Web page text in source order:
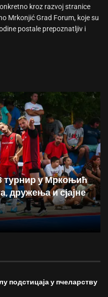
kroz razvoj stranice
Mrkonjić Grad Forum, koje su
postale prepoznatljiv i
турнир у Мркоњић
дружења и сјајне
подстицаја у пчеларству